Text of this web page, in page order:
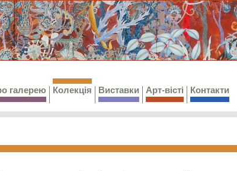
галерею Колекція Виставки Арт-вісті Контакти